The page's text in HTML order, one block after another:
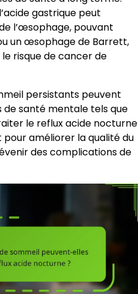
gastrique peut
l’œsophage, pouvant
un œsophage de Barrett,
risque de cancer de
persistants peuvent
santé mentale tels que
le reflux acide nocturne
améliorer la qualité du
des complications de